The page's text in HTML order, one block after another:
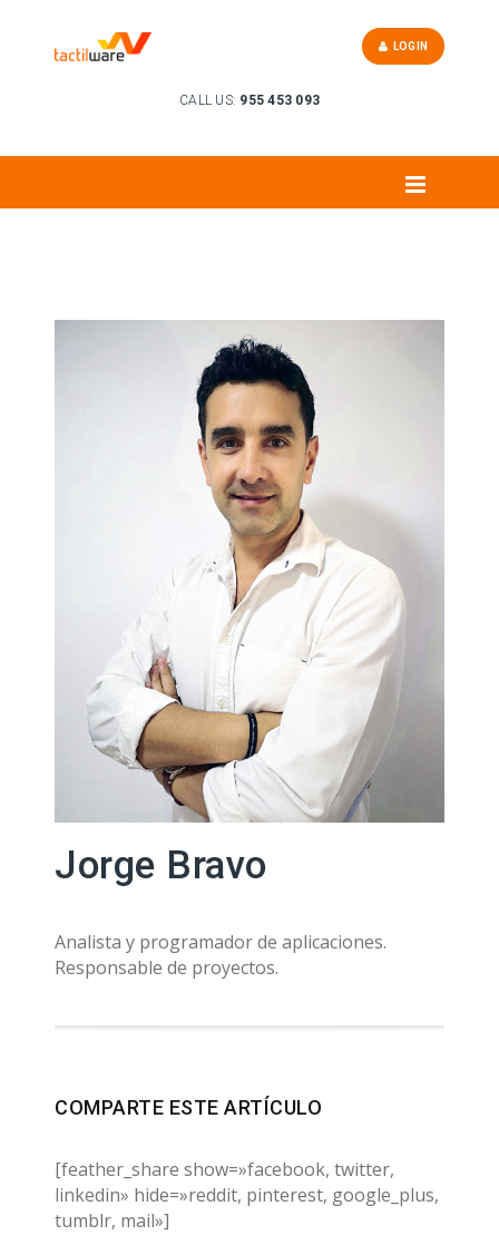
CALL US: 955 453 093
LOGIN
Jorge Bravo
Analista y programador de aplicaciones.
Responsable de proyectos.
COMPARTE ESTE ARTÍCULO
[feather_share show=»facebook, twitter,
linkedin» hide=»reddit, pinterest, google_plus,
tumblr, mail»]